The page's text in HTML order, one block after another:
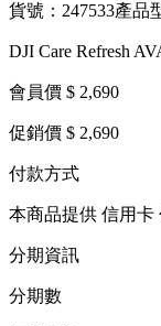
貨號：247533產品
DJI Care Refresh
會員價 $ 2,690
促銷價 $ 2,690
付款方式
本商品提供 信用卡
分期資訊
分期數